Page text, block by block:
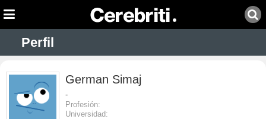
Perfil
German Simaj
-
Profesión:
Universidad: